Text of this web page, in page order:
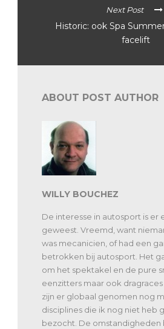
Next Post
Historic: ook Spa
facelift
ABOUT POST AUTHOR
WILLY BOUCHEZ
De interesse in autosport is er
geweest. Vreemd, want
was mecanicien, of had een
betrokken bij autosport. Het
om het spektakel en de pure
eenzitters maar ook
zijn er globaal genomen nog
disciplines die ik nog niet heb
bezocht. De omstandigheden